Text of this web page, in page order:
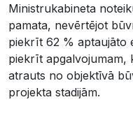
Ministrukabineta
pamata, nevērtējot
piekrīt 62 % aptaujāto
piekrīt
atrauts no objektīvā
projekta stadijām.